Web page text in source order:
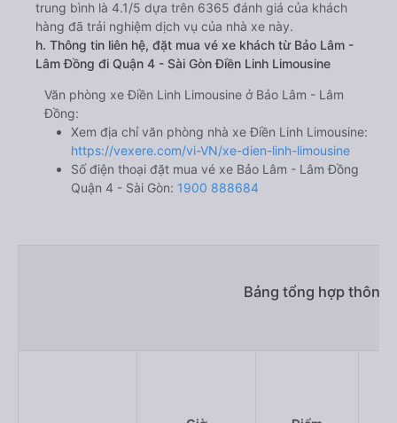
trung bình là 4.1/5 dựa trên 6365 đánh giá của khách
hàng đã trải nghiệm dịch vụ của nhà xe này.
h. Thông tin liên hệ, đặt mua vé xe khách từ Bảo Lâm -
Lâm Đồng đi Quận 4 - Sài Gòn Điền Linh Limousine
Văn phòng xe Điền Linh Limousine ở Bảo Lâm - Lâm
Đồng:
Xem địa chỉ văn phòng nhà xe Điền Linh Limousine:
https://vexere.com/vi-VN/xe-dien-linh-limousine
Số điện thoại đặt mua vé xe Bảo Lâm - Lâm Đồng
Quận 4 - Sài Gòn: 1900 888684
Bảng tổng hợp thông